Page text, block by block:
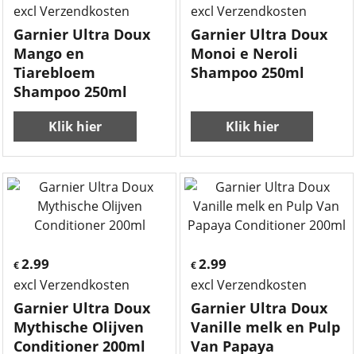
excl Verzendkosten
Garnier Ultra Doux
Mango en
Tiarebloem
Shampoo 250ml
Klik hier
excl Verzendkosten
Garnier Ultra Doux
Monoi e Neroli
Shampoo 250ml
Klik hier
€ 2.99
excl Verzendkosten
Garnier Ultra Doux
Mythische Olijven
Conditioner 200ml
€2.99
excl Verzendkosten
Garnier Ultra Doux
Vanille melk en Pulp
Van Papaya